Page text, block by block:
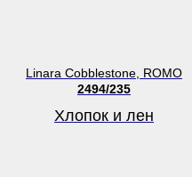
Linara Cobblestone, ROMO
2494/235
Хлопок и лен